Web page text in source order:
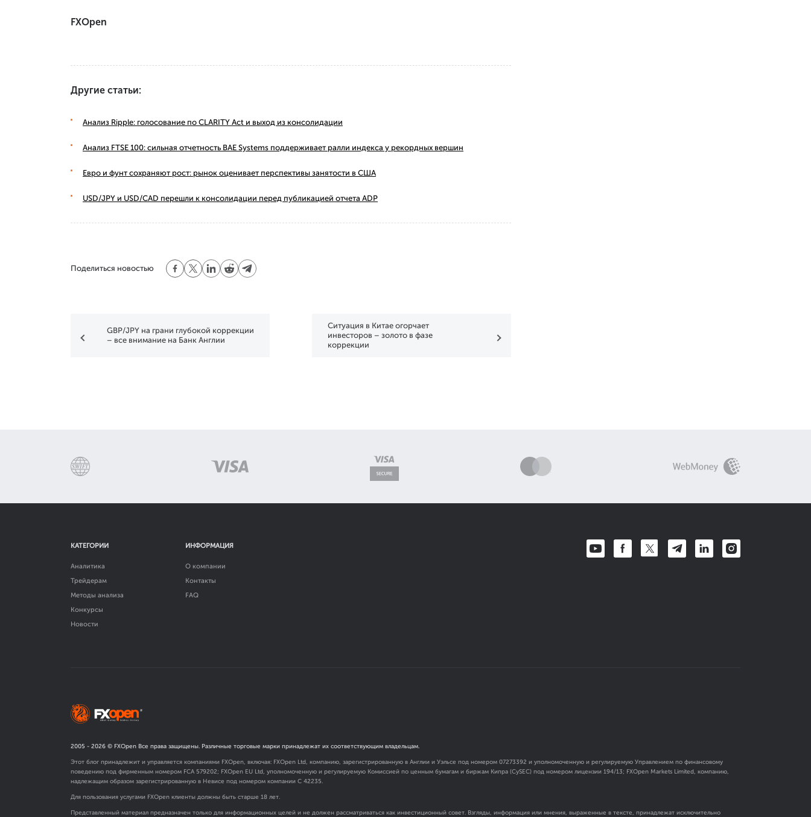
FXOpen
Другие статьи:
Анализ Ripple: голосование по CLARITY Act и выход из консолидации
Анализ FTSE 100: сильная отчетность BAE Systems поддерживает ралли индекса у рекордных вершин
Евро и фунт сохраняют рост: рынок оценивает перспективы занятости в США
USD/JPY и USD/CAD перешли к консолидации перед публикацией отчета ADP
Поделиться новостью
GBP/JPY на грани глубокой коррекции
– все внимание на Банк Англии
Ситуация в Китае огорчает
инвесторов – золото в фазе
коррекции
КАТЕГОРИИ
Аналитика
Трейдерам
Методы анализа
Конкурсы
Новости
ИНФОРМАЦИЯ
О компании
Контакты
FAQ
2005 - 2026 © FXOpen Все права защищены. Различные торговые марки принадлежат их соответствующим владельцам.
Этот блог принадлежит и управляется компаниями FXOpen, включая: FXOpen Ltd, компанию, зарегистрированную в Англии и Уэльсе под номером 07273392 и уполномоченную и регулируемую Управлением по финансовому
поведению под фирменным номером FCA 579202; FXOpen EU Ltd, уполномоченную и регулируемую Комиссией по ценным бумагам и биржам Кипра (CySEC) под номером лицензии 194/13; FXOpen Markets Limited, компанию,
надлежащим образом зарегистрированную в Невисе под номером компании C 42235.
Для пользования услугами FXOpen клиенты должны быть старше 18 лет.
Представленный материал предназначен только для информационных целей и не должен рассматриваться как инвестиционный совет. Взгляды, информация или мнения, выраженные в тексте, принадлежат исключительно